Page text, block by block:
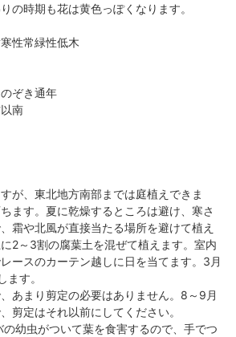
の時期も花は黄色っぽくなります。
性常緑性低木
ぞき通年
南
が、東北地方南部までは庭植えできま
ます。夏に乾燥するところは避け、寒さ
霜や北風が直接当たる場所を避けて植え
2～3割の腐葉土を混ぜて植えます。室内
ースのカーテン越しに日を当てます。3月
ます。
あまり剪定の必要はありません。8～9月
剪定はそれ以前にしてください。
幼虫がついて葉を食害するので、手でつ